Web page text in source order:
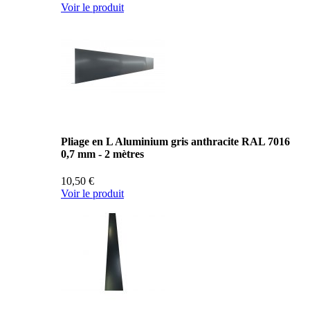
Voir le produit
Pliage en L Aluminium gris anthracite RAL 7016
0,7 mm - 2 mètres
10,50 €
Voir le produit